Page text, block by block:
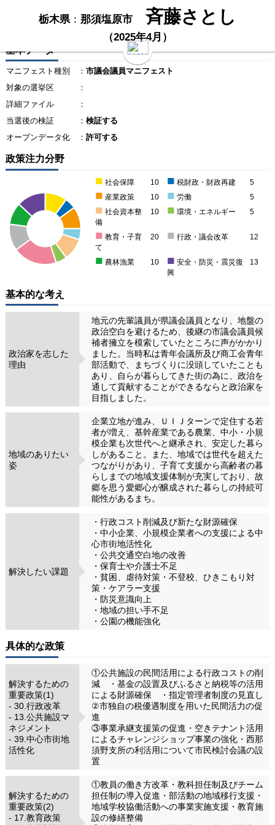
栃木県： 那須塩原市 斉藤さとし
（2025年4月）
基本データ
マニフェスト種別 ： 市議会議員マニフェスト
対象の選挙区
：
詳細ファイル
：
当選後の検証
： 検証する
オープンデータ化
： 許可する
政策注力分野
■ 社会保障 10 ■ 税財政・財政再建 5
■ 産業政策 10 ■ 労働 5
■ 社会資本整
備
10 ■ 環境・エネルギー 5
■ 教育・子育
て
20 ■ 行政・議会改革 12
■ 農林漁業 10 ■ 安全・防災・震災復
興
13
基本的な考え
政治家を志した
理由
地元の先輩議員が県議会議員となり、地盤の
政治空白を避けるため、後継の市議会議員候
補者擁立を模索していたところに声がかかり
ました。当時私は青年会議所及び商工会青年
部活動で、まちづくりに没頭していたことも
あり、自らが暮らしてきた街の為に、政治を
通して貢献することができるならと政治家を
目指しました。
地域のありたい
姿
企業立地が進み、ＵＩＪターンで定住する若
者が増え、基幹産業である農業、中小・小規
模企業も次世代へと継承され、安定した暮ら
しがあること。また、地域では世代を超えた
つながりがあり、子育て支援から高齢者の暮
らしまでの地域支援体制が充実しており、故
郷を思う愛郷心が醸成された暮らしの持続可
能性があるまち。
解決したい課題
・行政コスト削減及び新たな財源確保
・中小企業、小規模企業者への支援による中
心市街地活性化
・公共交通空白地の改善
・保育士や介護士不足
・貧困、虐待対策・不登校、ひきこもり対
策・ケアラー支援
・防災意識向上
・地域の担い手不足
・公園の機能強化
具体的な政策
解決するための
重要政策(1)
- 30.行政改革
- 13.公共施設マ
ネジメント
- 39.中心市街地
活性化
①公共施設の民間活用による行政コストの削
減 ・基金の設置及びふるさと納税等の活用
による財源確保 ・指定管理者制度の見直し
②市独自の税優遇制度を用いた民間活力の促
進
③事業承継支援策の促進・空きテナント活用
によるチャレンジショップ事業の強化・西那
須野支所の利活用について市民検討会議の設
置
解決するための
重要政策(2)
- 17.教育政策
①教員の働き方改革・教科担任制及びチーム
担任制の導入促進・部活動の地域移行支援・
地域学校協働活動への事業実施支援・教育施
設の修繕整備